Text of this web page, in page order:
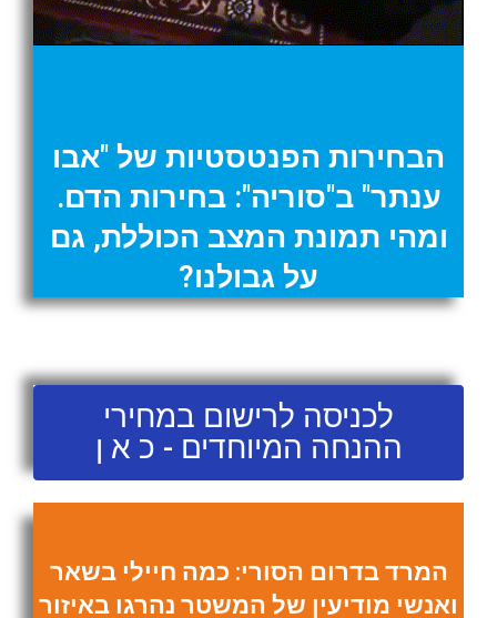
הבחירות הפנטסטיות של "אבו
ענתר" ב"סוריה": בחירות הדם.
ומהי תמונת המצב הכוללת, גם
על גבולנו?
לכניסה לרישום במחירי
ההנחה המיוחדים - כ א ן
המרד בדרום הסורי: כמה חיילי בשאר
ואנשי מודיעין של המשטר נהרגו באיזור